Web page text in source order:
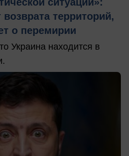
территорий,
о перемирии
Украина находится в